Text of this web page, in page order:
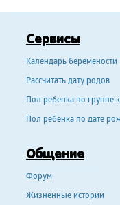
Сервисы
Календарь беремености
Рассчитать дату родов
Пол ребенка по группе
Пол ребенка по дате
Общение
Форум
Жизненные истории